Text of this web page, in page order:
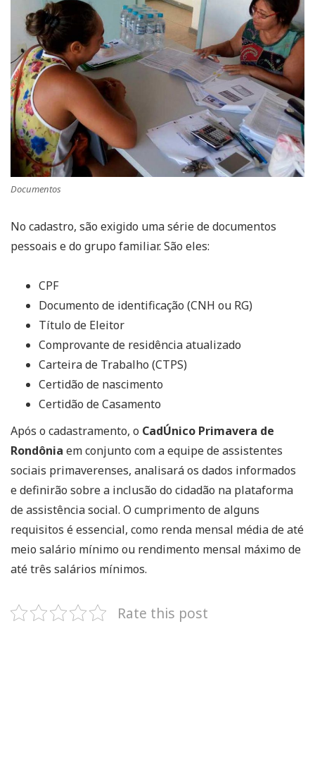
Documentos
No cadastro, são exigido uma série de documentos
pessoais e do grupo familiar. São eles:
CPF
Documento de identificação (CNH ou RG)
Título de Eleitor
Comprovante de residência atualizado
Carteira de Trabalho (CTPS)
Certidão de nascimento
Certidão de Casamento
Após o cadastramento, o CadÚnico Primavera de
Rondônia em conjunto com a equipe de assistentes
sociais primaverenses, analisará os dados informados
e definirão sobre a inclusão do cidadão na plataforma
de assistência social. O cumprimento de alguns
requisitos é essencial, como renda mensal média de até
meio salário mínimo ou rendimento mensal máximo de
até três salários mínimos.
Rate this post